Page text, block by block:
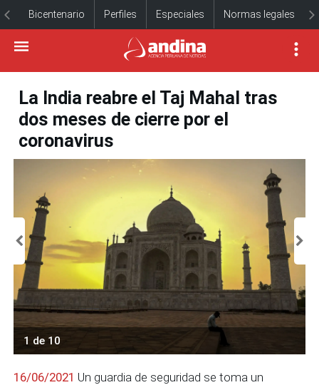
Bicentenario Perfiles Especiales Normas legales
La India reabre el Taj Mahal tras
dos meses de cierre por el
coronavirus
1 de 10
16/06/2021 Un guardia de seguridad se toma un